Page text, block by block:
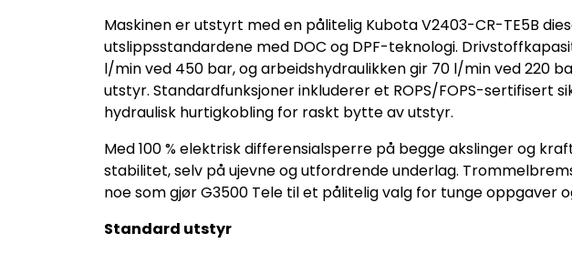
Maskinen er utstyrt med en pålitelig Kubota V2403-CR-TE5B
utslippsstandardene med DOC og DPF-teknologi.
l/min ved 450 bar, og arbeidshydraulikken gir 70 l/min ved 220
utstyr. Standardfunksjoner inkluderer et ROPS/FOPS-
hydraulisk hurtigkobling for raskt bytte av utstyr.
Med 100 % elektrisk differensialsperre på begge akslinger og
stabilitet, selv på ujevne og utfordrende underlag.
noe som gjør G3500 Tele til et pålitelig valg for tunge oppgaver
Standard utstyr